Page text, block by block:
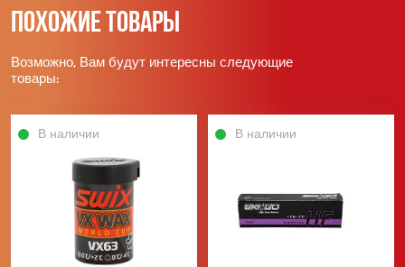
Похожие товары
Возможно, Вам будут интересны следующие
товары:
В наличии В наличии